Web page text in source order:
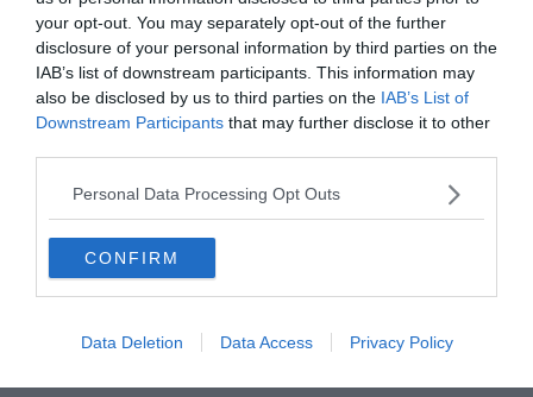
your opt-out. You may separately opt-out of the further
disclosure of your personal information by third parties on the
IAB’s list of downstream participants. This information may
also be disclosed by us to third parties on the IAB’s List of
Downstream Participants that may further disclose it to other
Personal Data Processing Opt Outs
CONFIRM
Data Deletion Data Access Privacy Policy
« Première page « … 5 10
20
… 28 29 30 31 32
33
Dernière page »